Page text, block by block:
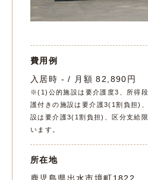
費用例
入居時 - / 月額 82,890円
※(1)公的施設は要介護度3、所得
護付きの施設は要介護3(1割負担)
設は要介護3(1割負担)、区分支給
います。
所在地